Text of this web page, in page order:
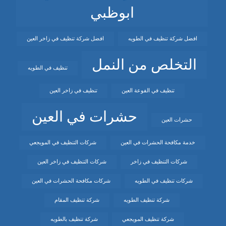
ابوظبي
افضل شركة تنظيف في الطويه افضل شركة تنظيف في زاخر العين
التخلص من النمل تنظيف في الطويه
تنظيف في الفوعة العين تنظيف في زاخر العين
حشرات العين حشرات في العين
خدمة مكافحة الحشرات في العين شركات التنظيف في المويجعي
شركات التنظيف في زاخر شركات التنظيف في زاخر العين
شركات تنظيف في الطويه شركات مكافحة الحشرات في العين
شركة تنظيف الطويه شركة تنظيف المقام
شركة تنظيف المويجعي شركة تنظيف بالطويه